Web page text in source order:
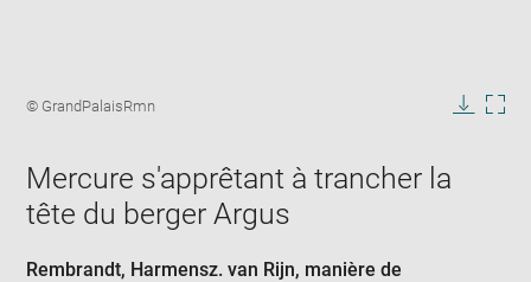
window
Image
© GrandPalaisRmn
Mercure s'apprêtant à trancher la
tête du berger Argus
Rembrandt, Harmensz. van Rijn, manière de